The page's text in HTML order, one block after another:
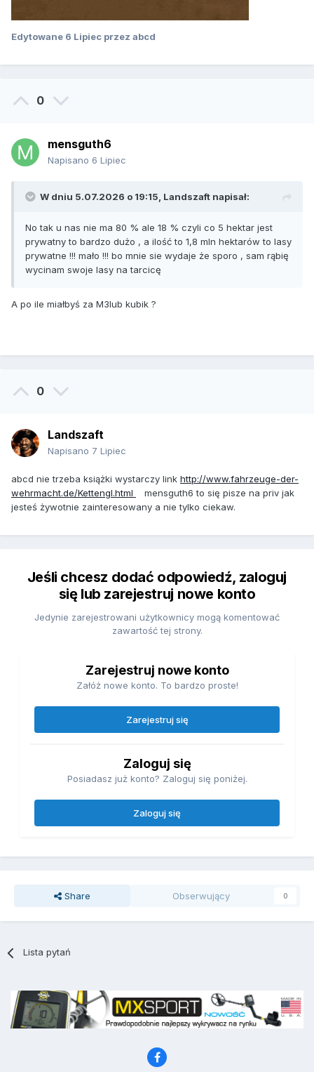
Edytowane 6 Lipiec przez abcd
0
mensguth6
Napisano 6 Lipiec
W dniu 5.07.2026 o 19:15, Landszaft napisał:
No tak u nas nie ma 80 % ale 18 % czyli co 5 hektar jest
prywatny to bardzo dużo , a ilość to 1,8 mln hektarów to lasy
prywatne !!! mało !!! bo mnie sie wydaje że sporo , sam rąbię
wycinam swoje lasy na tarcicę
A po ile miałbyś za M3lub kubik ?
0
Landszaft
Napisano 7 Lipiec
abcd nie trzeba książki wystarczy link http://www.fahrzeuge-der-
wehrmacht.de/Kettengl.html
mensguth6 to się pisze na priv jak
jesteś żywotnie zainteresowany a nie tylko ciekaw.
Jeśli chcesz dodać odpowiedź, zaloguj
się lub zarejestruj nowe konto
Jedynie zarejestrowani użytkownicy mogą komentować
zawartość tej strony.
Zarejestruj nowe konto
Załóż nowe konto. To bardzo proste!
Zarejestruj się
Zaloguj się
Posiadasz już konto? Zaloguj się poniżej.
Zaloguj się
Share Obserwujący 0
Lista pytań